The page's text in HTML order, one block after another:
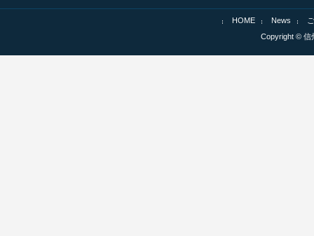
HOME News
Copyright © 信